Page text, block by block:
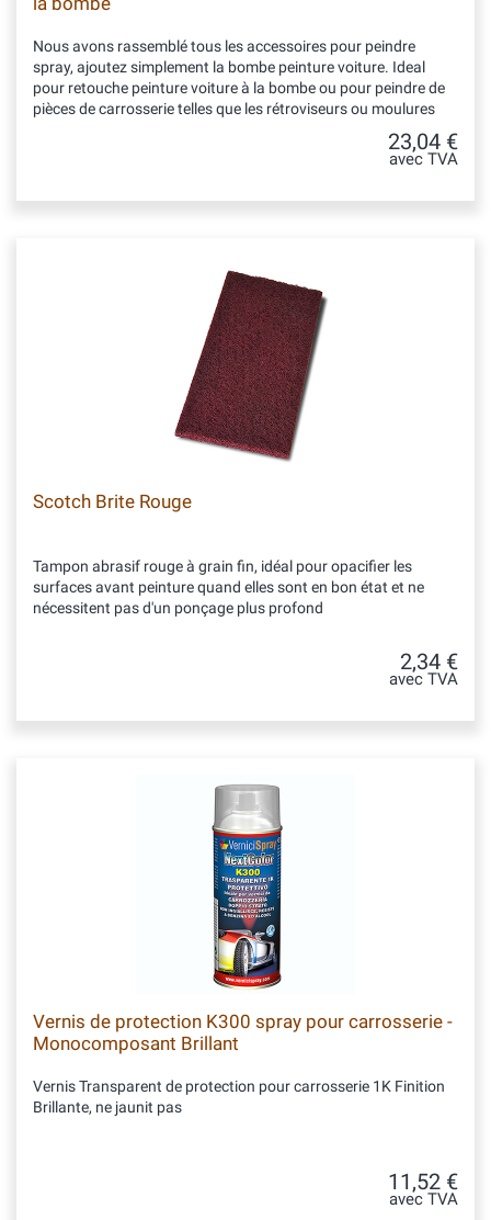
Nous avons rassemblé tous les accessoires pour peindre
spray, ajoutez simplement la bombe peinture voiture. Ideal
pour retouche peinture voiture à la bombe ou pour peindre de
pièces de carrosserie telles que les rétroviseurs ou moulures
23,04 €
avec TVA
Scotch Brite Rouge
Tampon abrasif rouge à grain fin, idéal pour opacifier les
surfaces avant peinture quand elles sont en bon état et ne
nécessitent pas d'un ponçage plus profond
2,34 €
avec TVA
Vernis de protection K300 spray pour carrosserie -
Monocomposant Brillant
Vernis Transparent de protection pour carrosserie 1K Finition
Brillante, ne jaunit pas
11,52 €
avec TVA